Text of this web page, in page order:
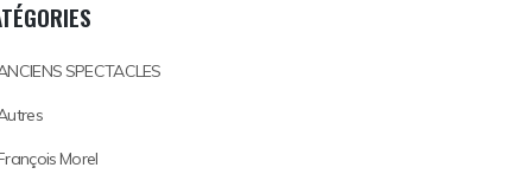
SPECTACLES
Morel